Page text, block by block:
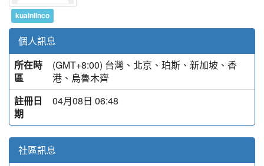
kuainlinco
個人訊息
所在時
區
(GMT+8:00) 台灣、北京、珀斯、新加坡、香
港、烏魯木齊
註冊日
期
04月08日 06:48
社區訊息